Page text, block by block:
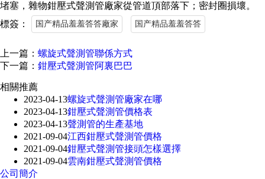
堵塞，雜物鉗壓式聲測管廠家從管道頂部落下；密封圈損壞。
標簽：
国产精品羞羞答答廠家 国产精品羞羞答答
上一篇： 螺旋式聲測管聯係方式
下一篇： 鉗壓式聲測管阿裏巴巴
相關推薦
2023-04-13螺旋式聲測管廠家在哪
2023-04-13鉗壓式聲測管價格表
2023-04-13聲測管的生產基地
2021-09-04江西鉗壓式聲測管價格
2021-09-04鉗壓式聲測管接頭怎樣選擇
2021-09-04雲南鉗壓式聲測管價格
公司簡介